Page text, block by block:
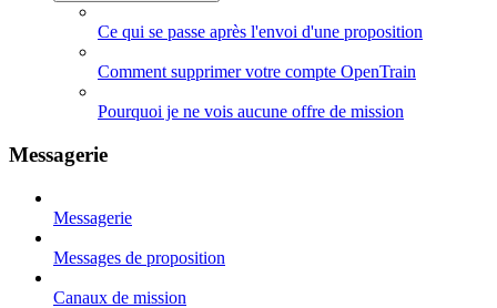
Ce qui se passe après l'envoi d'une proposition
Comment supprimer votre compte OpenTrain
Pourquoi je ne vois aucune offre de mission
Messagerie
Messagerie
Messages de proposition
Canaux de mission